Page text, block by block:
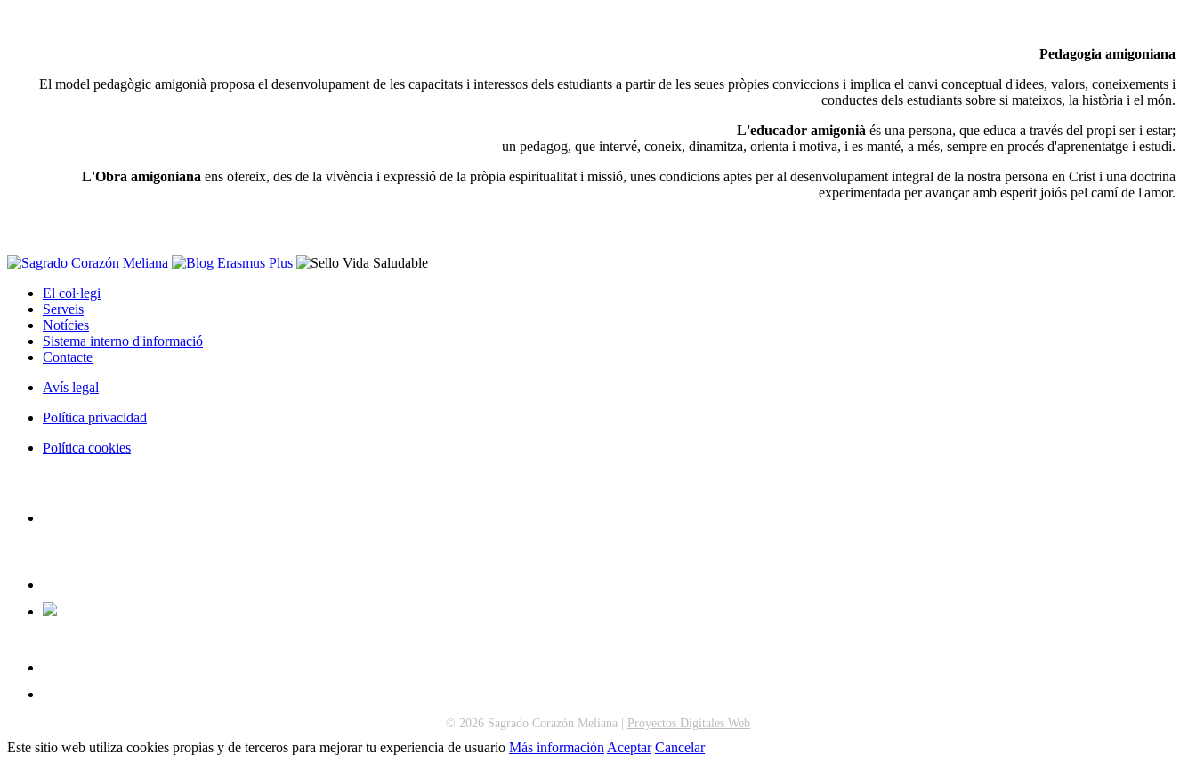
Pedagogia amigoniana
El model pedagògic amigonià proposa el desenvolupament de les capacitats i interessos dels estudiants a partir de les seues pròpies conviccions i implica el canvi conceptual d'idees, valors, coneixements i
conductes dels estudiants sobre si mateixos, la història i el món.
L'educador amigonià és una persona, que educa a través del propi ser i estar;
un pedagog, que intervé, coneix, dinamitza, orienta i motiva, i es manté, a més, sempre en procés d'aprenentatge i estudi.
L'Obra amigoniana ens ofereix, des de la vivència i expressió de la pròpia espiritualitat i missió, unes condicions aptes per al desenvolupament integral de la nostra persona en Crist i una doctrina
experimentada per avançar amb esperit joiós pel camí de l'amor.
El col·legi
Serveis
Notícies
Sistema interno d'informació
Contacte
Avís legal
Política privacidad
Política cookies
© 2026 Sagrado Corazón Meliana | Proyectos Digitales Web
Este sitio web utiliza cookies propias y de terceros para mejorar tu experiencia de usuario Más información Aceptar Cancelar